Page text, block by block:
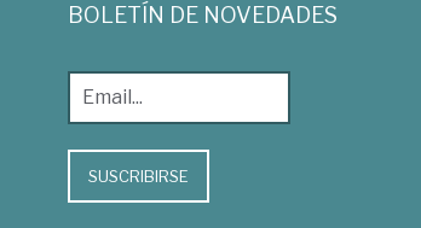
BOLETÍN DE NOVEDADES
SUSCRIBIRSE